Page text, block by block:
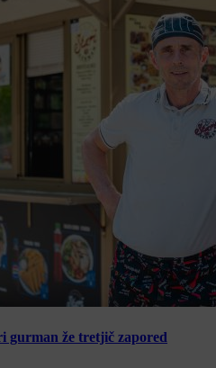
gurman že tretjič zapored